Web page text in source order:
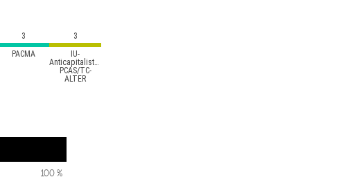
PACMA
IU-
Anticapitalistas-
PCAS/TC-
ALTER
3
3
100 %